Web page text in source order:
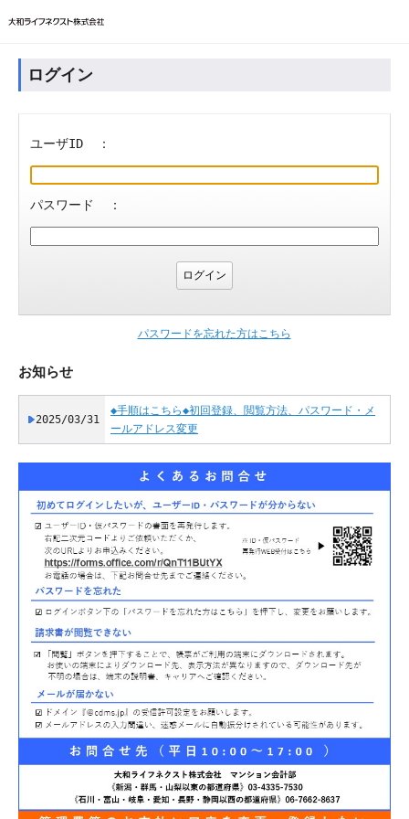
ログイン
ユーザID ：
パスワード ：
パスワードを忘れた方はこちら
お知らせ
2025/03/31
◆手順はこちら◆初回登録、閲覧方法、パスワード・メ
ールアドレス変更